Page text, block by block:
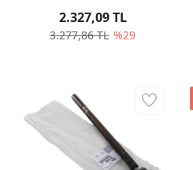
3.277,86 TL %29
2.327,09 TL